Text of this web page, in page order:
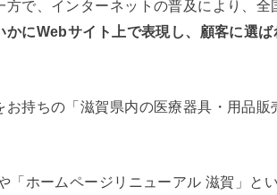
で、インターネットの普及により、
かにWebサイト上で表現し、顧客に選
持ちの「滋賀県内の医療器具・用品
「ホームページリニューアル 滋賀」と